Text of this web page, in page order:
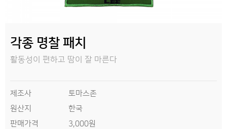
각종 명찰 패치
활동성이 편하고 땀이 잘 마른다
제조사
토마스존
원산지
한국
판매가격
3,000원